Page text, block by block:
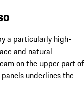
a particularly high-
and natural
on the upper part of
underlines the